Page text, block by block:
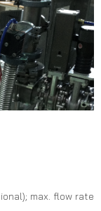
max. flow rate